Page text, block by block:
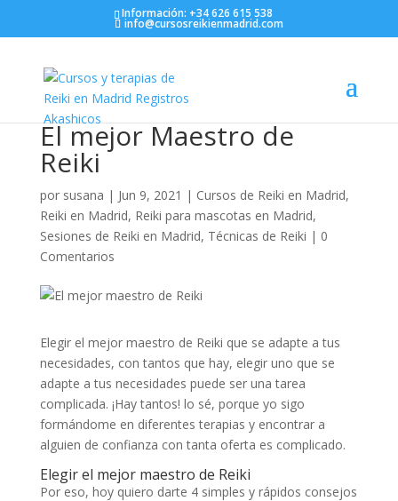
Información: +34 626 615 538
info@cursosreikienmadrid.com
El mejor Maestro de
Reiki
por susana | Jun 9, 2021 | Cursos de Reiki en Madrid,
Reiki en Madrid, Reiki para mascotas en Madrid,
Sesiones de Reiki en Madrid, Técnicas de Reiki | 0
Comentarios
Elegir el mejor maestro de Reiki que se adapte a tus
necesidades, con tantos que hay, elegir uno que se
adapte a tus necesidades puede ser una tarea
complicada. ¡Hay tantos! lo sé, porque yo sigo
formándome en diferentes terapias y encontrar a
alguien de confianza con tanta oferta es complicado.
Elegir el mejor maestro de Reiki
Por eso, hoy quiero darte 4 simples y rápidos consejos